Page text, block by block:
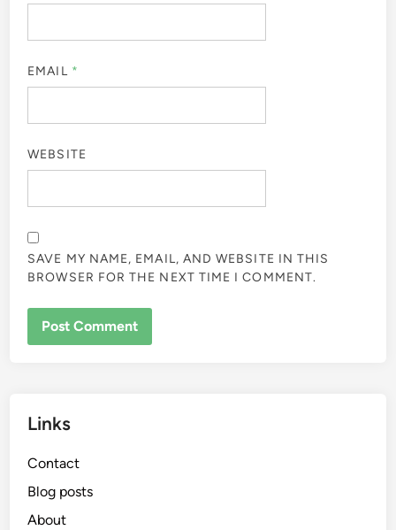
EMAIL *
WEBSITE
SAVE MY NAME, EMAIL, AND WEBSITE IN THIS
BROWSER FOR THE NEXT TIME I COMMENT.
Links
Contact
Blog posts
About